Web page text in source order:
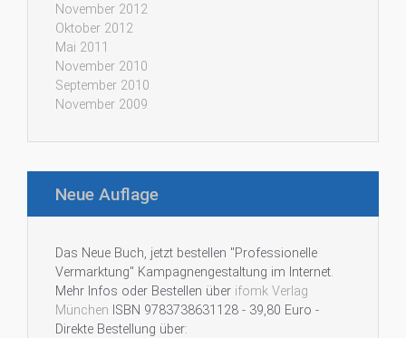
November 2012
Oktober 2012
Mai 2011
November 2010
September 2010
November 2009
Neue Auflage
Das Neue Buch, jetzt bestellen "Professionelle
Vermarktung" Kampagnengestaltung im Internet.
Mehr Infos oder Bestellen über ifomk Verlag
München ISBN 9783738631128 - 39,80 Euro -
Direkte Bestellung über: